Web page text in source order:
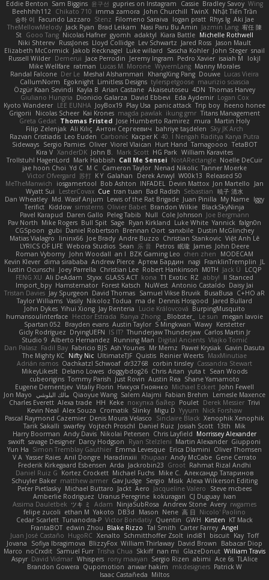
Eddie Benton Sam Biggins 윤구선 gupries on Instagram Cassie Bradley Savoy Wing
Beehhhh112 Chikato 710 imma zamora John Churchill TwinX Nhật Tiến Trần
승하 이 Facundo Lazzaro Stenz Filomeno Saraiva logan pratt Rhys lg Aki Jae
TheMellowMelody Jack Ryan Brad Leikam Nasi Paru Bu Amin Jazmin Lang 宥任 陳
St Gooo Tang Nicolas Hafner gyomh adaktyl Kiara Battle Michelle Rothwell
Niki Shterev RussJones Lloyd Collidge Lev Schwartz Jared Ross Jason Mault
Elizabeth McCormick Jakob Recknagel Luke willard Sascha Kohler John Steger snail
Russell Wilder Demerui Jace Perrodin Jeremy Ingram Pedro Xavier isaiah M
lokjl
Mike Wellfare ratman Lucas M. Morone WyvernLang Manny Morales
Randal Falcone Der Le Meshal Alshammari KhangXing Pang Douwe Lucas Vieira
CallumNorm Egoknight Limitless Designs tylerspetgoose maurizio sciascia
Özgür Kaan Sevindi Kayla B Arian Castane Akaiseutoseu 4DN Thomas Harvey
Giuliano Hungria Dionicio Galarza David Ebbevi Eda Aydemir Logan Cox
Kyoto Wanderer LEE EUNHA JoyBox19 Play Usa panic attack Trip boy heeno honee
Grigorii
Nicolas Scheer Kai Krones magda pawlak ikung gmr Titans Management
Greta Gedat Thomas Fristed Jose Humberto Ramirez mura Martin Holy
Filip Zelenjak Ali Kılıç Антон Сергеевич bahriye taşdelen Sky JK Arch
Razvan Cristiadis Leo Euden Carbonic Kacper K 40. I Nengah Raditya Karya Putra
Sideways Sergio Pamies Oliver Viorel Vlaican Hurt Hand Tamagoooo TetaBOT
Kira V XanderDK John B. Mark Scott HG Park William Karavites
Trollstuhl HagenLord Mark Habbish Call Me Sensei NotARectangle Noelle DeCuir
jae hoon Choi Yd C M C Cameron Taylor Nenad Nikolic Tanner Moerke
Victor Ofvergard 苏打 K Y Galahan Derek Anwyl W00k13 Released 50
MeTheManwich
iosgamertool Bob Ashton INFADEL Devin Mattox Jon Martello
Jan
Wyatt Sui
LesterCovax Cue tran tuan Bad Radish Sebastian 暁子 清水
Dan Wheatley Md. Wasif Anjum Lewis of the Rat Brigade Juan Pinilla My Name Iggy
Terifict Kiddow simsterns Olivier Babet Brandon Wilkie BlackSkyNinja
Pavel Karapud Daren Gallo Peleg Tabib Null Cole Johnson Joe Bergmann
Pav North Mike Rogers Bull Spit Sage Ryan Kirkland Luke White Yannick falgn0n
CGSpoon gubi Daniel Robertson Brennan Oort sanxbile Dustin McGlinchey
Matias Vialagro
lininx66 Joe Brady Andre Buzzo Christian Stankovic Việt Anh Lê
LYRICS OF LIFE Webora Studios Sean 乐 音 Petros 眠瓏 James John Deere
Roman Vyborny John Woodall an l BZK Gaming Leo chen zhen
MODECAM
Kevin Klever dima sirababa Andrew Pierce Артем Бардин nagi FranklinTremplin JL
Iustin Ocunschi
Joey Parrella Christian Lee Robert Hankinson M0TH Jack Ü
LCQP
FENG XU Ali DeAdam Styxx GLASS ACT kona T1 Exotic RZ abby! ll Stanced
Import_bpy Hamsternator Forest Katsch NuWest Antonio Castaldo Daisy Jai
Tristan Davies Jay Spurgeon David Thomas Samuel Vikse Bruvik BusaBusa C+HO aR
Taylor Williams Vasily Nikoloz Todua ma de Dennis Hosgood
Jared Bullard
John Dykes Yihui Xiong Jay Renteria Lucie Královcová BurpingMusquito
humansoulinterface Hector Estrada Ranya Zhong _Blobster_ Le sun
megan lavoie
Spartan 052 Brayden evans Austin Taylor S Mingkwan Wawy Kerstetter
Gicly Rodríguez DryingUEFN IS IT? Thunderjaw Thunderjaw Carlos Martin Jr
Studio 9 Alberto Hernandez Running Man Digital Ancients Vlajko Tomić
Dan Palasz Fadil Bay Fabricio BJS Ash Younes Mr Memz Paweł Krysiak Gavin Dasuta
The Mighty KC Nifty Nic UltimateTJF Quistis Reinier Weerts MaxMinutiae
Adrián ramos Oachkatzl Schwoaf dr32768 corbin tinsley Cassandra Stewart
MikeyLikesIt Delano Lowes doggybdog26 Chris Aitan yuta t Sean Woods
cubeorigins Tommy Parish Just Rovin Austin Rea Shane Yamamoto
Eugene Dementjev Vitaliy Florin Никуся Гноянко Michael Eckert John Fewell
Jon Mayo مالك البلوشي Qiaoyue Wang Salem Alajmi Fabian Brehm
Lemesle Maxence
Charles Everett Alexa trade HH Keke покупка байер Poulet Derek Messier Trivi
Kevin Neal Alex Souza Cromatik Slinky Migu D Yyyum Nick Forshaw
Pascal Raymond Cazemier Denis Moura Velasco Sinclaire Black Xenophik Xenophik
Tarik Sakalli swarfey Vojtech Proschl Daniel Ruiz Josiah Scott 13th
Mik
Harry Boorman Andy Davis Nikolai Petersen Chris Layfield Morrissey Alexander
swxift savage Designer Darcy Hodgson Ryan Stelzleni Martin Alexander Giupponi
Yun Ha Simon Tremblay Gauthier Emma Levesque Erica Dlamini Oliver Thomsen
V A Yasser Raies Anil Dongre Haradinxiii Khupaar Andy McCabe Gene Cerrato
Frederik Kirkegaard Esbensen Arda Jackrobin23 Groot Rahmat Rizal Andhi
Daniel Ruiz G Kortez Crockett Michael Fuchs Mike C. Александр Татаринов
Schuyler Baker matthew armer Gav Judge Sergio Misik Alexa Wilkerson Editing
Peter Pietlasky Michael Buttaro Jackt Aero Jacqueline Valero
Steve mcbees
Amberlie Rodriguez Uranus Peregrine kokuragari CJ Duguay Ivan
Assima Dauletbek ツキ ミ Adam NinjaSubRosa Andrew Stone Avery rwgames
felipe zucoli ethan M Yakoto DB3d Mason Nene 高 日 Nicolo' Paolino
Cedar Scarlett Tunanodra-P Victor Bondatiy Quentin GWH Kirsten KT Mack
FrantaBOT edwin Zhou Blake Rizzo Tal Smith Carter Farrey Angel
Juan José Castaño HugoRC Xenalto Schmitthoffer Zsolt indi81 biscuit Kay Toff
Jovana
Sofiya Ibragimova BlizzyFox William Thirlaway David Brown
Babacar Diop
Marco noCrxdit Samuel Furr Trisha Chua Skkiff nan mi GlazeDonut William Travis
Aspyr David Vidmar Whispers rony maayan Sergio Rizen abimi Ace 6s TLAlice
Brandon Gowera Qupomotion anwar hakim mkdesigners Patrick W
Isaac Castañeda Miltos